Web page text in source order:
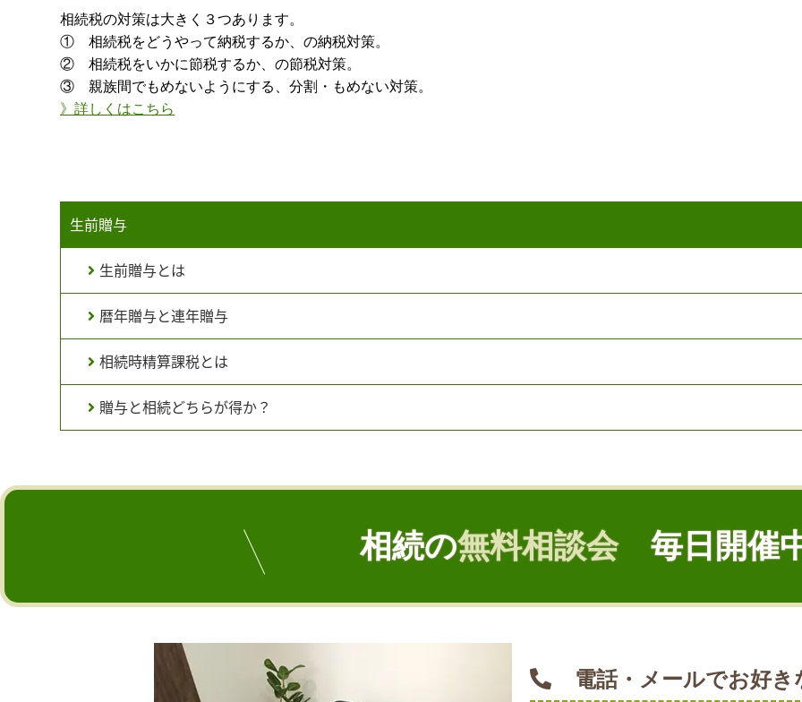
相続税の対策は大きく３つあります。
① 相続税をどうやって納税するか、の納税対策。
② 相続税をいかに節税するか、の節税対策。
③ 親族間でもめないようにする、分割・もめない対策。
》詳しくはこちら
生前贈与
生前贈与とは
暦年贈与と連年贈与
相続時精算課税とは
贈与と相続どちらが得か？
相続の無料相談会毎日開催
電話・メールでお好き